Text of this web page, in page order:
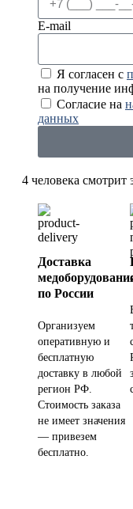
E-mail
Я согласен с
на получение
Согласие на
данных
4 человека смотрит
Доставка
по России
Организуем
оперативную и
бесплатную
доставку в любой
регион РФ.
Стоимость заказа
не имеет значения
— привезем
бесплатно.